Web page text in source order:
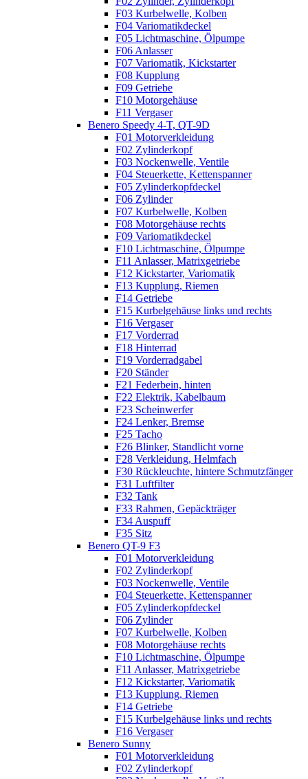
F03 Kurbelwelle, Kolben
F04 Variomatikdeckel
F05 Lichtmaschine, Ölpumpe
F06 Anlasser
F07 Variomatik, Kickstarter
F08 Kupplung
F09 Getriebe
F10 Motorgehäuse
F11 Vergaser
Benero Speedy 4-T, QT-9D
F01 Motorverkleidung
F02 Zylinderkopf
F03 Nockenwelle, Ventile
F04 Steuerkette, Kettenspanner
F05 Zylinderkopfdeckel
F06 Zylinder
F07 Kurbelwelle, Kolben
F08 Motorgehäuse rechts
F09 Variomatikdeckel
F10 Lichtmaschine, Ölpumpe
F11 Anlasser, Matrixgetriebe
F12 Kickstarter, Variomatik
F13 Kupplung, Riemen
F14 Getriebe
F15 Kurbelgehäuse links und rechts
F16 Vergaser
F17 Vorderrad
F18 Hinterrad
F19 Vorderradgabel
F20 Ständer
F21 Federbein, hinten
F22 Elektrik, Kabelbaum
F23 Scheinwerfer
F24 Lenker, Bremse
F25 Tacho
F26 Blinker, Standlicht vorne
F28 Verkleidung, Helmfach
F30 Rückleuchte, hintere Schmutzfänger
F31 Luftfilter
F32 Tank
F33 Rahmen, Gepäckträger
F34 Auspuff
F35 Sitz
Benero QT-9 F3
F01 Motorverkleidung
F02 Zylinderkopf
F03 Nockenwelle, Ventile
F04 Steuerkette, Kettenspanner
F05 Zylinderkopfdeckel
F06 Zylinder
F07 Kurbelwelle, Kolben
F08 Motorgehäuse rechts
F10 Lichtmaschine, Ölpumpe
F11 Anlasser, Matrixgetriebe
F12 Kickstarter, Variomatik
F13 Kupplung, Riemen
F14 Getriebe
F15 Kurbelgehäuse links und rechts
F16 Vergaser
Benero Sunny
F01 Motorverkleidung
F02 Zylinderkopf